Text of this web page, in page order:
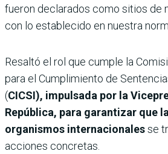
fueron declarados como sitios de
con lo establecido en nuestra
Resaltó el rol que cumple la
para el Cumplimiento de
(CICSI), impulsada por la
República, para garantizar que
organismos internacionalesse
acciones concretas.